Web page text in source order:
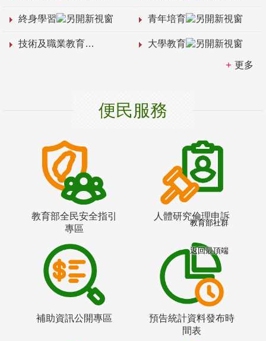
終身學習 青年培育
技術及職業教育 大學教育
更多
便民服務
教育部全民安全指引
專區
人體研究倫理申訴
補助資訊公開專區
預告統計資料發布時
間表
教育部社群
返回最頂端